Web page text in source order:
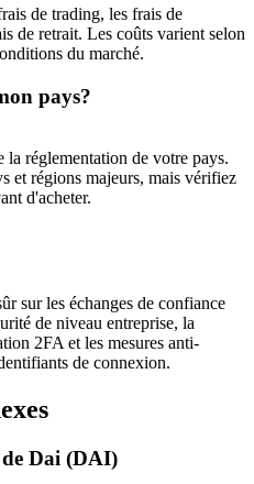
USDT
Finale
de trading, les frais de
de retrait. Les coûts varient selon
du marché.
pays?
réglementation de votre pays.
et régions majeurs, mais vérifiez
d'acheter.
sur les échanges de confiance
de niveau entreprise, la
2FA et les mesures anti-
de connexion.
Dai (DAI)